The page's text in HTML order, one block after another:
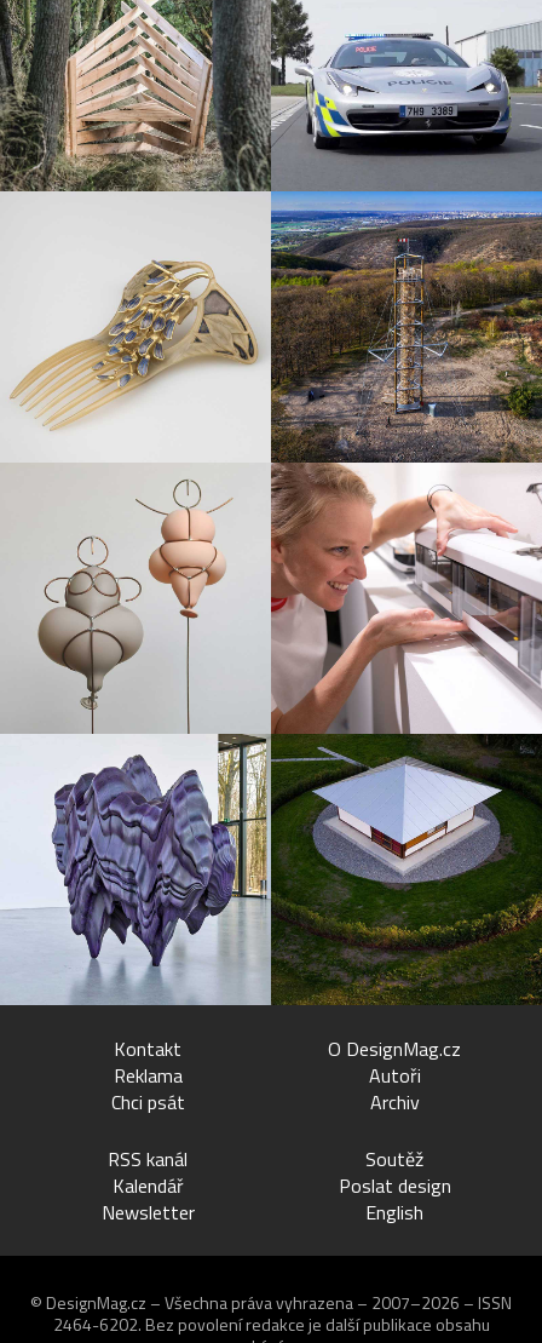
Kontakt
Reklama
Chci psát
O DesignMag.cz
Autoři
Archiv
RSS kanál
Kalendář
Newsletter
Soutěž
Poslat design
English
© DesignMag.cz – Všechna práva vyhrazena – 2007–2026 – ISSN
2464-6202. Bez povolení redakce je další publikace obsahu